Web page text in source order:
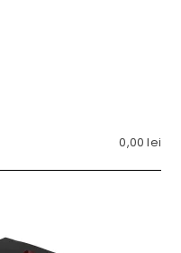
0,00lei